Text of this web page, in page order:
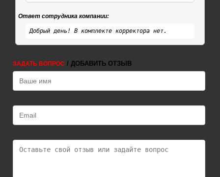
Ответ сотрудника компании:
Добрый день! В комплекте корректора нет.
ЗАДАТЬ ВОПРОС / ДОБАВИТЬ ОТЗЫВ